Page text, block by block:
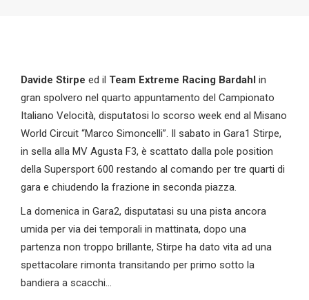
Davide Stirpe ed il Team Extreme Racing Bardahl in
gran spolvero nel quarto appuntamento del Campionato
Italiano Velocità, disputatosi lo scorso week end al Misano
World Circuit “Marco Simoncelli”. Il sabato in Gara1 Stirpe,
in sella alla MV Agusta F3, è scattato dalla pole position
della Supersport 600 restando al comando per tre quarti di
gara e chiudendo la frazione in seconda piazza.
La domenica in Gara2, disputatasi su una pista ancora
umida per via dei temporali in mattinata, dopo una
partenza non troppo brillante, Stirpe ha dato vita ad una
spettacolare rimonta transitando per primo sotto la
bandiera a scacchi…